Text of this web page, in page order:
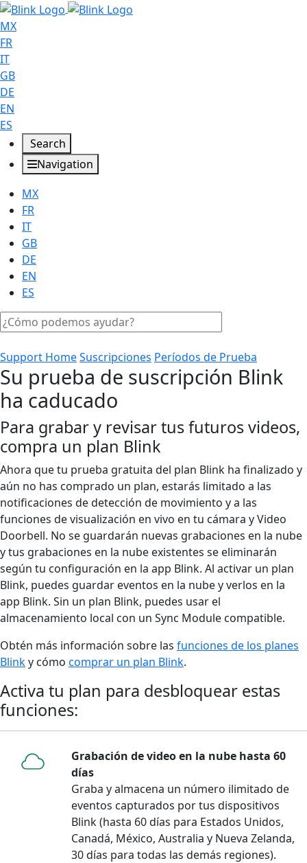
MX
FR
IT
GB
DE
EN
ES
Search
Navigation
MX
FR
IT
GB
DE
EN
ES
Support HomeSuscripciones Períodos de Prueba
Su prueba de suscripción Blink
ha caducado
Para grabar y revisar tus futuros videos,
compra un plan Blink
Ahora que tu prueba gratuita del plan Blink ha finalizado y
aún no has comprado un plan, estarás limitado a las
notificaciones de detección de movimiento y a las
funciones de visualización en vivo en tu cámara y Video
Doorbell. No se guardarán nuevas grabaciones en la nube
y tus grabaciones en la nube existentes se eliminarán
según tu configuración en la app Blink. Al activar un plan
Blink, puedes guardar eventos en la nube y verlos en la
app Blink. Sin un plan Blink, puedes usar el
almacenamiento local con un Sync Module compatible.
Obtén más información sobre las funciones de los planes
Blinky cómo comprar un plan Blink.
Activa tu plan para desbloquear estas
funciones:
Grabación de video en la nube hasta 60
días
Graba y almacena un número ilimitado de
eventos capturados por tus dispositivos
Blink (hasta 60 días para Estados Unidos,
Canadá, México, Australia y Nueva Zelanda,
30 días para todas las demás regiones).